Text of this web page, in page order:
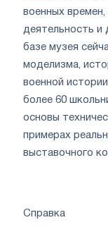
военных времен,
деятельность и
базе музея
моделизма,
военной
более 60
основы
примерах
выставочного
Справка